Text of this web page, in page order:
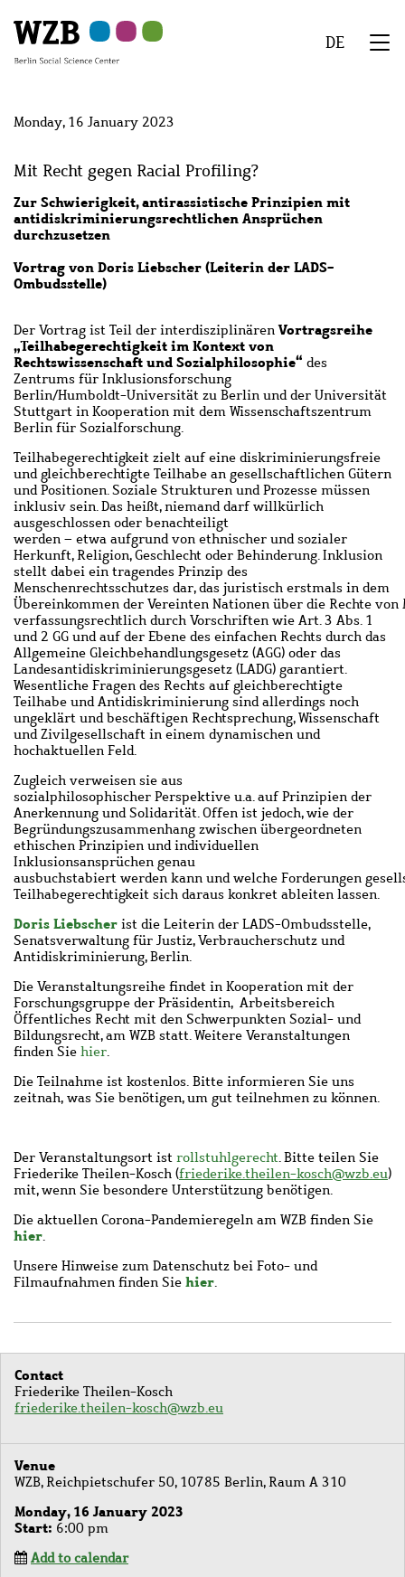
to
main
to
navigation
to
search
to
second
to
footer
DE
Monday, 16 January 2023
Mit Recht gegen Racial Profiling?
Zur Schwierigkeit, antirassistische Prinzipien mit
antidiskriminierungsrechtlichen Ansprüchen
durchzusetzen
Vortrag von Doris Liebscher (Leiterin der LADS-
Ombudsstelle)
Der Vortrag ist Teil der interdisziplinärenVortragsreihe
„Teilhabegerechtigkeit im Kontext von
Rechtswissenschaft und Sozialphilosophie“ des
Zentrums für Inklusionsforschung
Berlin/Humboldt-Universität zu Berlin und der Universität
Stuttgart in Kooperation mit dem Wissenschaftszentrum
Berlin für Sozialforschung.
Teilhabegerechtigkeit zielt auf eine diskriminierungsfreie
und gleichberechtigte Teilhabe an gesellschaftlichen Gütern
und Positionen. Soziale Strukturen und Prozesse müssen
inklusiv sein. Das heißt, niemand darf willkürlich
ausgeschlossen oder benachteiligt
werden – etwa aufgrund von ethnischer und sozialer
Herkunft, Religion, Geschlecht oder Behinderung. Inklusion
stellt dabei ein tragendes Prinzip des
Menschenrechtsschutzes dar, das juristisch erstmals in dem
Übereinkommen der Vereinten Nationen über die Rechte von
verfassungsrechtlich durch Vorschriften wie Art. 3 Abs. 1
und 2 GG und auf der Ebene des einfachen Rechts durch das
Allgemeine Gleichbehandlungsgesetz (AGG) oder das
Landesantidiskriminierungsgesetz (LADG) garantiert.
Wesentliche Fragen des Rechts auf gleichberechtigte
Teilhabe und Antidiskriminierung sind allerdings noch
ungeklärt undbeschäftigen Rechtsprechung, Wissenschaft
und Zivilgesellschaft in einem dynamischen und
hochaktuellen Feld.
Zugleich verweisen sie aus
sozialphilosophischer Perspektive u.a. auf Prinzipien der
Anerkennung und Solidarität. Offen ist jedoch, wie der
Begründungszusammenhang zwischen übergeordneten
ethischen Prinzipien und individuellen
Inklusionsansprüchen genau
ausbuchstabiert werden kann und welche Forderungen
Teilhabegerechtigkeit sich daraus konkret ableiten lassen.
Doris Liebscher ist die Leiterin der LADS-Ombudsstelle,
Senatsverwaltung für Justiz, Verbraucherschutz und
Antidiskriminierung, Berlin.
Die Veranstaltungsreihe findet in Kooperation mit der
Forschungsgruppe der Präsidentin, Arbeitsbereich
Öffentliches Recht mit den Schwerpunkten Sozial- und
Bildungsrecht, am WZB statt. Weitere Veranstaltungen
finden Sie hier.
Die Teilnahme ist kostenlos. Bitte informieren Sie uns
zeitnah, was Sie benötigen, um gut teilnehmen zu können.
Der Veranstaltungsort ist rollstuhlgerecht. Bitte teilen Sie
Friederike Theilen-Kosch (friederike.theilen-kosch@wzb.eu)
mit, wenn Sie besondere Unterstützung benötigen.
Die aktuellen Corona-Pandemieregeln am WZB finden Sie
hier.
Unsere Hinweise zum Datenschutz bei Foto- und
Filmaufnahmen finden Sie hier.
Contact
Friederike Theilen-Kosch
friederike.theilen-kosch@wzb.eu
Venue
WZB, Reichpietschufer 50, 10785 Berlin, Raum A 310
Monday, 16 January 2023
Start 6:00 pm
Add to calendar